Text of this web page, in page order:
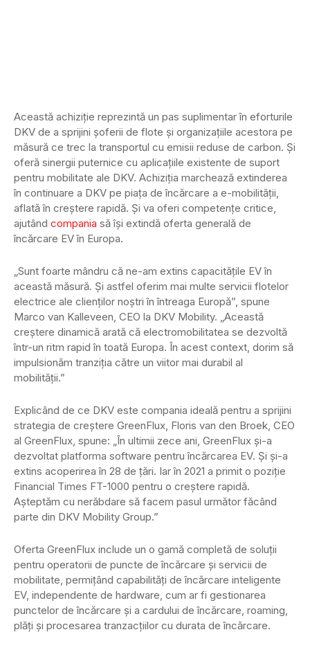
Această achiziție reprezintă un pas suplimentar în eforturile
DKV de a sprijini șoferii de flote și organizațiile acestora pe
măsură ce trec la transportul cu emisii reduse de carbon. Și
oferă sinergii puternice cu aplicațiile existente de suport
pentru mobilitate ale DKV. Achiziția marchează extinderea
în continuare a DKV pe piața de încărcare a e-mobilității,
aflată în creștere rapidă. Și va oferi competențe critice,
ajutând compania să își extindă oferta generală de
încărcare EV în Europa.
„Sunt foarte mândru că ne-am extins capacitățile EV în
această măsură. Și astfel oferim mai multe servicii flotelor
electrice ale clienților noștri în întreaga Europă”, spune
Marco van Kalleveen, CEO la DKV Mobility. „Această
creștere dinamică arată că electromobilitatea se dezvoltă
într-un ritm rapid în toată Europa. În acest context, dorim să
impulsionăm tranziția către un viitor mai durabil al
mobilității.”
Explicând de ce DKV este compania ideală pentru a sprijini
strategia de creștere GreenFlux, Floris van den Broek, CEO
al GreenFlux, spune: „În ultimii zece ani, GreenFlux și-a
dezvoltat platforma software pentru încărcarea EV. Și și-a
extins acoperirea în 28 de țări. Iar în 2021 a primit o poziție
Financial Times FT-1000 pentru o creștere rapidă.
Așteptăm cu nerăbdare să facem pasul următor făcând
parte din DKV Mobility Group.”
Oferta GreenFlux include un o gamă completă de soluții
pentru operatorii de puncte de încărcare și servicii de
mobilitate, permițând capabilități de încărcare inteligente
EV, independente de hardware, cum ar fi gestionarea
punctelor de încărcare și a cardului de încărcare, roaming,
plăți și procesarea tranzacțiilor cu durata de încărcare.